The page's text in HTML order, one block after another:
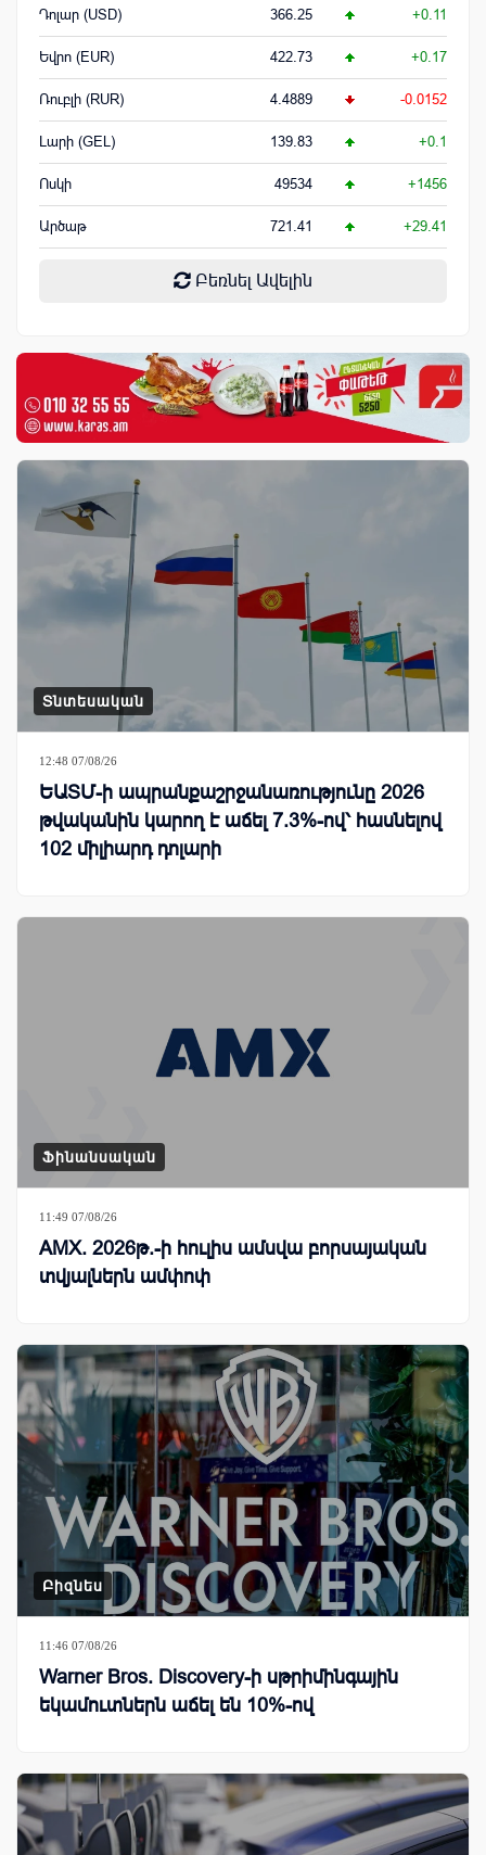
Դոլար (USD) 366.25 +0.11
Եվրո (EUR) 422.73 +0.17
Ռուբլի (RUR) 4.4889 -0.0152
Լարի (GEL) 139.83 +0.1
Ոսկի 49534 +1456
Արծաթ 721.41 +29.41
Բեռնել Ավելին
Տնտեսական
12:48 07/08/26
ԵԱՏՄ-ի ապրանքաշրջանառությունը 2026
թվականին կարող է աճել 7.3%-ով՝ հասնելով
102 միլիարդ դոլարի
Ֆինանսական
11:49 07/08/26
AMX. 2026թ.-ի հուլիս ամսվա բորսայական
տվյալներն ամփոփ
Բիզնես
11:46 07/08/26
Warner Bros. Discovery-ի սթրիմինգային
եկամուտներն աճել են 10%-ով